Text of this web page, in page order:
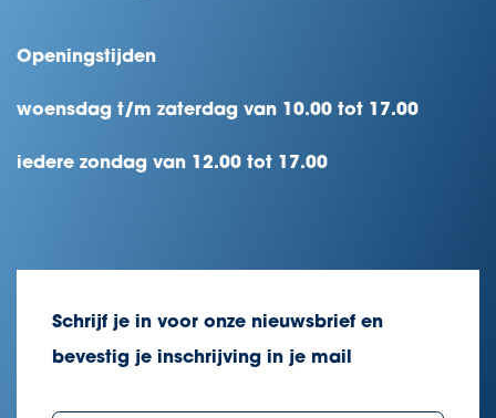
Openingstijden
woensdag t/m zaterdag van 10.00 tot 17.00
iedere zondag van 12.00 tot 17.00
Schrijf je in voor onze nieuwsbrief en
bevestig je inschrijving in je mail